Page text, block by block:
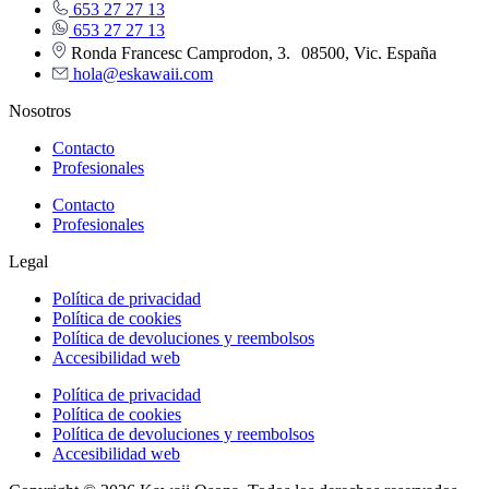
653 27 27 13
653 27 27 13
Ronda Francesc Camprodon, 3. 08500, Vic. España
hola@eskawaii.com
Nosotros
Contacto
Profesionales
Contacto
Profesionales
Legal
Política de privacidad
Política de cookies
Política de devoluciones y reembolsos
Accesibilidad web
Política de privacidad
Política de cookies
Política de devoluciones y reembolsos
Accesibilidad web